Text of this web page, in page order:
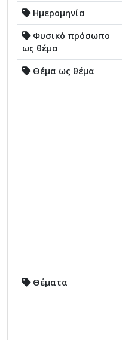
Ημερομηνία
Φυσικό πρόσωπο
ως θέμα
Θέμα ως θέμα
Θέματα